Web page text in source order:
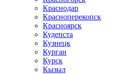
Краснодар
Красноперекопск
Красноярск
Кудепста
Кузнецк
Курган
Курск
Кызыл